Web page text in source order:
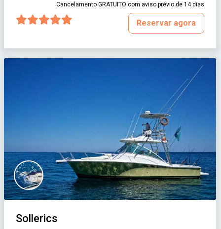
Cancelamento GRATUITO com aviso prévio de 14 dias
Reservar agora
Sollerics